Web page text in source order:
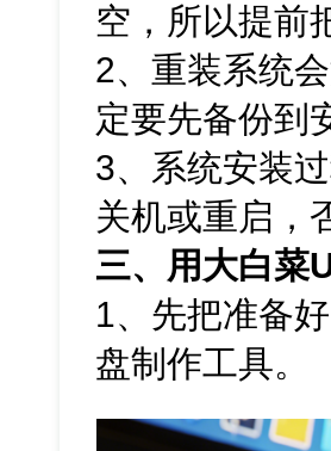
空，所以提前
2、重装系统
定要先备份到
3、系统安装
关机或重启，
三、用大白菜
1、先把准备
盘制作工具。